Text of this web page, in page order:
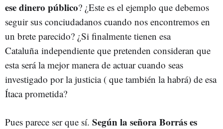
ese dinero público? ¿Este es el ejemplo que debemos
seguir sus conciudadanos cuando nos encontremos en
un brete parecido? ¿Si finalmente tienen esa
Cataluña independiente que pretenden consideran que
esta será la mejor manera de actuar cuando seas
investigado por la justicia ( que también la habrá) de esa
Ítaca prometida?
Pues parece ser que sí. Según la señora Borrás es